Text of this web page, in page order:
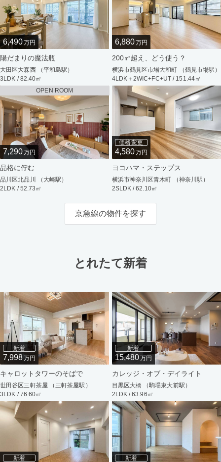
6,490万円
陽だまりの魔法瓶
大田区大森西 （平和島駅）
3LDK / 82.40㎡
6,880万円
200㎡超え、どう使う？
横浜市鶴見区市場大和町 （鶴見市場駅）
4LDK＋2WIC+FC+UT / 151.44㎡
OPEN ROOM
7,290万円
品格に佇む
品川区北品川 （大崎駅）
2LDK / 52.73㎡
価格変更
4,580万円
ヨコハマ・ステップス
横浜市神奈川区青木町 （神奈川駅）
2SLDK / 62.10㎡
京急線の物件を探す
とれたて新着
新着
7,998万円
キャロットタワーのそばで
世田谷区三軒茶屋 （三軒茶屋駅）
3LDK / 76.60㎡
新着
15,480万円
カレッジ・オブ・デイライト
目黒区大橋 （駒場東大前駅）
2LDK / 63.96㎡
新着 新着